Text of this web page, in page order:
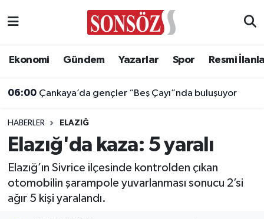
Ekonomi Gündem Yazarlar Spor Resmi
06:00 Çankaya’da gençler “Beş Çayı”nda buluşuyor
HABERLER ELAZIĞ
Elazığ'da kaza: 5 yaralı
Elazığ’ın Sivrice ilçesinde kontrolden çıkan
otomobilin şarampole yuvarlanması sonucu 2’si
ağır 5 kişi yaralandı.
Asayiş
Biyografi
Çevre
Diğer
Ankara Nöbetçi Eczaneler
Ankara Trafik Yoğunluk Haritası
Süper Lig Puan Durumu ve Fikstür
Tüm Manşetler